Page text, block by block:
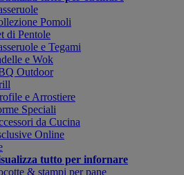
Pomoli
di Pentole
e Tegami
e Wok
Outdoor
e Arrostiere
Speciali
da Cucina
Online
tutto per infornare
& stampi per pane